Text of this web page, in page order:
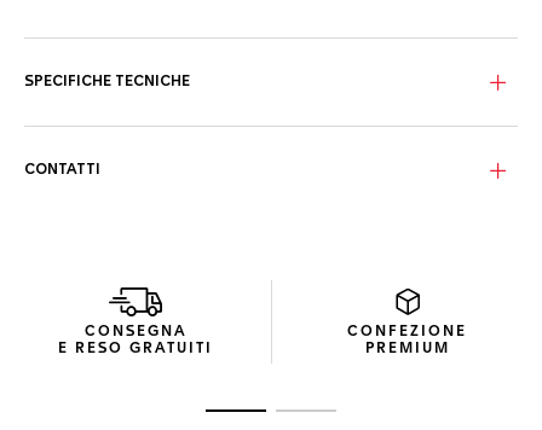
e un look energico. Le lancette e gli indici laccati neri,
La cassa da 38 mm, pensata per adattarsi a un’ampia
gamma di polsi, è realizzata in robusto acciaio inossidabile.
Solargraph, alimentato da luce naturale e artificiale. Con un
solo minuto di esposizione alla luce, il Calibre TH50-00
anima l’orologio per un’intera giornata. Una volta
completamente carico, garantisce fino a 10 mesi di
SPECIFICHE TECNICHE
CONTATTI
CONSEGNA
E RESO GRATUITI
CONFEZIONE
PREMIUM